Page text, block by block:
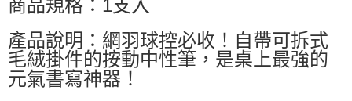
商品規格：1支入
產品說明：網羽球控必收！自帶可拆式
毛絨掛件的按動中性筆，是桌上最強的
元氣書寫神器！